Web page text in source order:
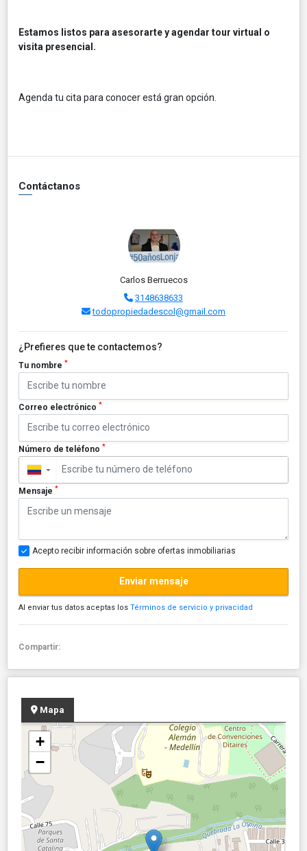
Estamos listos para asesorarte y agendar tour virtual o
visita presencial.
Agenda tu cita para conocer está gran opción.
Contáctanos
Carlos Berruecos
3148638633
todopropiedadescol@gmail.com
¿Prefieres que te contactemos?
Tu nombre *
Correo electrónico *
Número de teléfono *
▼
Mensaje *
Acepto recibir información sobre ofertas inmobiliarias
Enviar mensaje
Al enviar tus datos aceptas los Términos de servicio y privacidad
Compartir:
Mapa
+
−